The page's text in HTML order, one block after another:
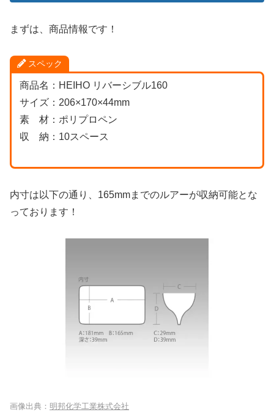
まずは、商品情報です！
スペック
商品名：HEIHO リバーシブル160
サイズ：206×170×44mm
素 材：ポリプロペン
収 納：10スペース
内寸は以下の通り、165mmまでのルアーが収納可能とな
っております！
画像出典： 明邦化学工業株式会社